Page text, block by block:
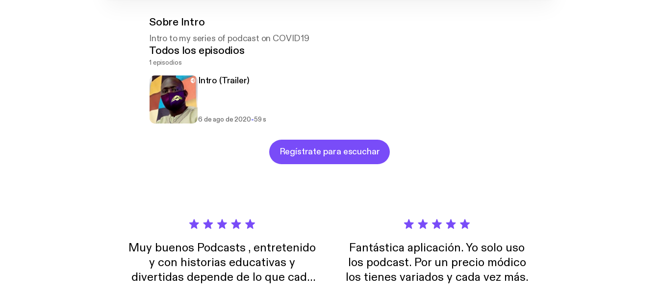
Sobre Intro
Intro to my series of podcast on COVID19
Todos los episodios
1 episodios
Intro (Trailer)
6 de ago de 2020-59 s
Regístrate para escuchar
Muy buenos Podcasts , entretenido
y con historias educativas y
divertidas depende de lo que cada
Fantástica aplicación. Yo solo uso
los podcast. Por un precio módico
los tienes variados y cada vez más.